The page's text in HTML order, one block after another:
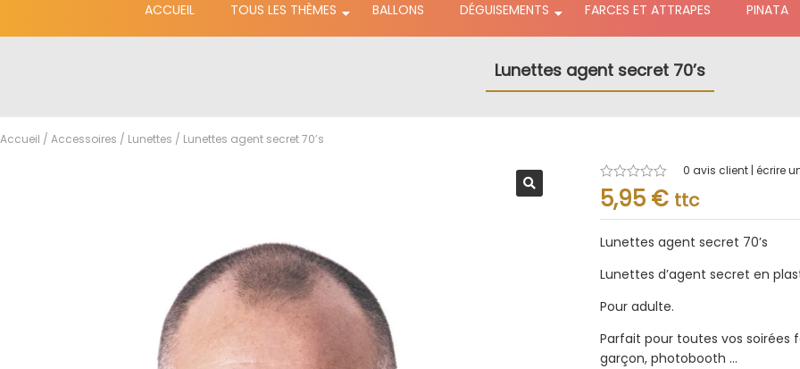
ACCUEIL TOUS LES THÈMES BALLONS DÉGUISEMENTS FARCES ET ATTRAPES PINATA
Lunettes agent secret 70’s
Accueil / Accessoires / Lunettes / Lunettes agent secret 70’s
Note
0.001
0 avis client | écrire
5,95 € ttc
Lunettes agent secret 70’s
Lunettes d’agent secret en
Pour adulte.
Parfait pour toutes vos
garçon, photobooth …